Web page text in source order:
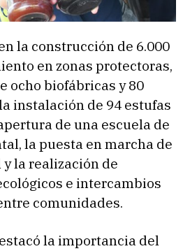
la construcción de 6.000
en zonas protectoras,
ocho biofábricas y 80
instalación de 94 estufas
de una escuela de
la puesta en marcha de
la realización de
e intercambios
comunidades.
la importancia del